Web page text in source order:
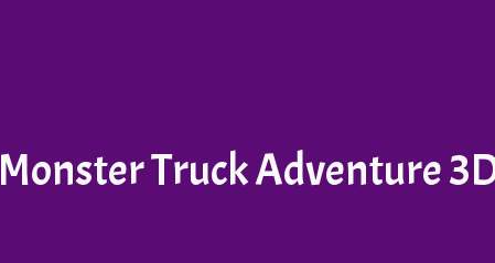
Monster Truck Adventure